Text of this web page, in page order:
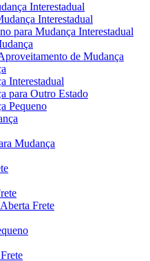
Interestadual
Interestadual
para Mudança Interestadual
de Mudança
Interestadual
para Outro Estado
Pequeno
Mudança
Frete